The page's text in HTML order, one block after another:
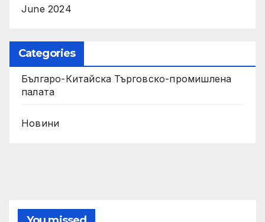
June 2024
Categories
Българо-Китайска Търговско-промишлена
палaта
Новини